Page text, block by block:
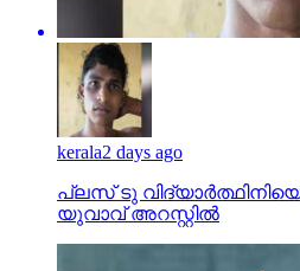
kerala2 days ago
പ്ലസ് ടു വിദ്യാര്‍ത്ഥിനിയെ
യുവാവ് അറസ്റ്റില്‍